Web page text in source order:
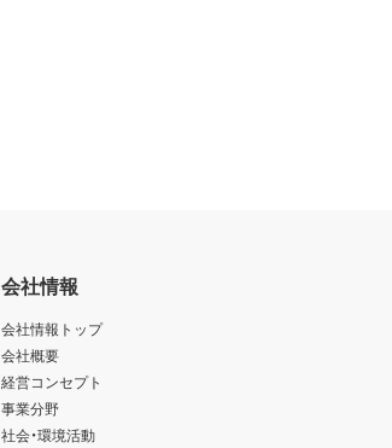
会社情報
会社情報トップ
会社概要
経営コンセプト
事業分野
社会・環境活動